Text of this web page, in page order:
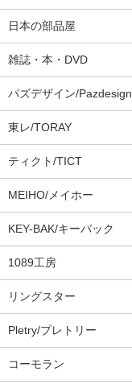
日本の部品屋
雑誌・本・DVD
パズデザイン/Pazdesign
東レ/TORAY
ティクト/TICT
MEIHO/メイホー
KEY-BAK/キーバック
1089工房
リングスター
Pletry/プレトリー
コーモラン